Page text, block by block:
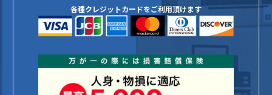
各種クレジットカードをご利用頂けます